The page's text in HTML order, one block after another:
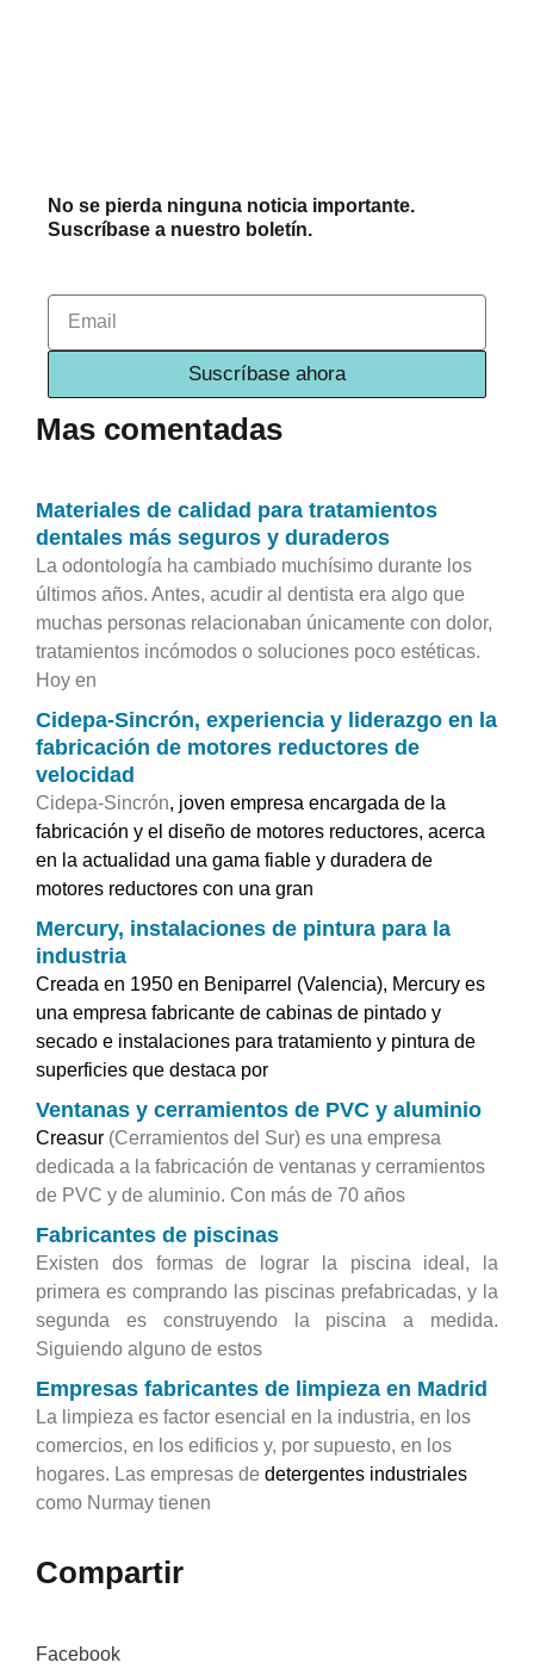
No se pierda ninguna noticia importante.
Suscríbase a nuestro boletín.
Suscríbase ahora
Mas comentadas
Materiales de calidad para tratamientos
dentales más seguros y duraderos
La odontología ha cambiado muchísimo durante los
últimos años. Antes, acudir al dentista era algo que
muchas personas relacionaban únicamente con dolor,
tratamientos incómodos o soluciones poco estéticas.
Hoy en
Cidepa-Sincrón, experiencia y liderazgo en la
fabricación de motores reductores de
velocidad
Cidepa-Sincrón, joven empresa encargada de la
fabricación y el diseño de motores reductores, acerca
en la actualidad una gama fiable y duradera de
motores reductores con una gran
Mercury, instalaciones de pintura para la
industria
Creada en 1950 en Beniparrel (Valencia), Mercury es
una empresa fabricante de cabinas de pintado y
secado e instalaciones para tratamiento y pintura de
superficies que destaca por
Ventanas y cerramientos de PVC y aluminio
Creasur (Cerramientos del Sur) es una empresa
dedicada a la fabricación de ventanas y cerramientos
de PVC y de aluminio. Con más de 70 años
Fabricantes de piscinas
Existen dos formas de lograr la piscina ideal, la
primera es comprando las piscinas prefabricadas, y la
segunda es construyendo la piscina a medida.
Siguiendo alguno de estos
Empresas fabricantes de limpieza en Madrid
La limpieza es factor esencial en la industria, en los
comercios, en los edificios y, por supuesto, en los
hogares. Las empresas de detergentes industriales
como Nurmay tienen
Compartir
Facebook